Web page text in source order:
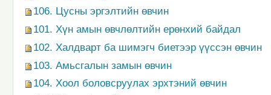
106. Цусны эргэлтийн өвчин
101. Хүн амын өвчлөлтийн ерөнхий байдал
102. Халдварт ба шимэгч биетээр үүссэн өвчин
103. Амьсгалын замын өвчин
104. Хоол боловсруулах эрхтэний өвчин